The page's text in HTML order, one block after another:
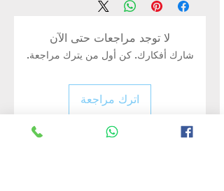
لا توجد مراجعات حتى الآن
شارك أفكارك. كن أول من يترك مراجعة.
اترك مراجعة